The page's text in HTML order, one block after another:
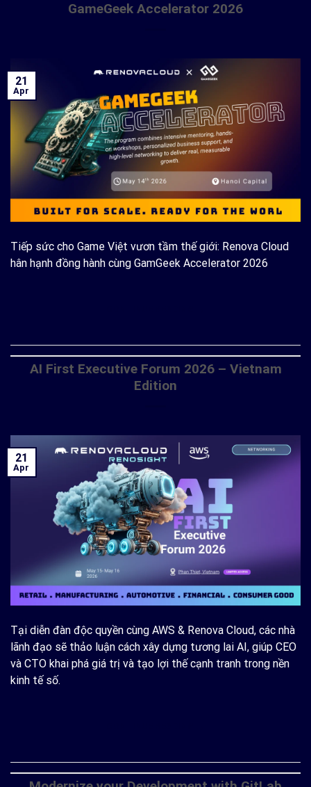
GameGeek Accelerator 2026
21
Apr
Tiếp sức cho Game Việt vươn tầm thế giới: Renova Cloud
hân hạnh đồng hành cùng GamGeek Accelerator 2026
AI First Executive Forum 2026 – Vietnam
Edition
21
Apr
Tại diễn đàn độc quyền cùng AWS & Renova Cloud, các nhà
lãnh đạo sẽ thảo luận cách xây dựng tương lai AI, giúp CEO
và CTO khai phá giá trị và tạo lợi thế cạnh tranh trong nền
kinh tế số.